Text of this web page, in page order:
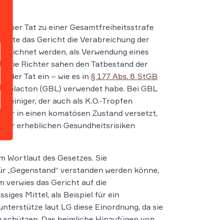
Tat zu einer Gesamtfreiheitsstrafe
das Gericht die Verabreichung der
werden, als Verwendung eines
. Die Richter sahen den Tatbestand der
der Tat ein – wie es in § 177 Abs. 8 StGB
(GBL) verwendet habe. Bei GBL
der auch als K.O.-Tropfen
in einen komatösen Zustand versetzt,
erheblichen Gesundheitsrisiken
Wortlaut des Gesetzes. Sie
„Gegenstand“ verstanden werden könne,
verwies das Gericht auf die
Mittel, als Beispiel für ein
laut LG diese Einordnung, da sie